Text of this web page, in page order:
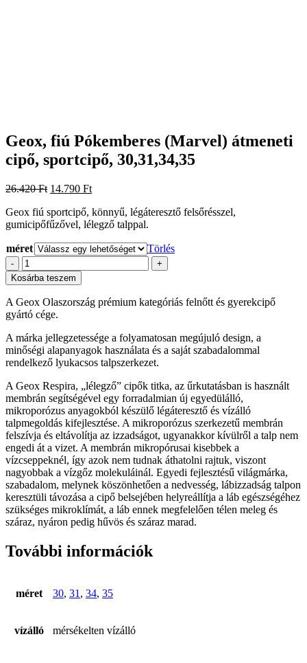
Geox, fiú Pókemberes (Marvel) átmeneti
cipő, sportcipő, 30,31,34,35
26.420Ft Original
was:
26.420 Ft.
14.790 FtCurrent
is:
14.790 Ft.
Geox fiú sportcipő, könnyű, légáteresztő felsőrésszel,
gumicipőfűzővel, lélegző talppal.
méret Törlés
-
Geox,
fiú
Pókemberes
(Marvel)
átmeneti
sportcipő,
30,31,34,35
mennyiség
+
Kosárba teszem
A Geox Olaszország prémium kategóriás felnőtt és gyerekcipő
gyártó cége.
A márka jellegzetessége a folyamatosan megújuló design, a
minőségi alapanyagok használata és a saját szabadalommal
rendelkező lyukacsos talpszerkezet.
A Geox Respira, „lélegző” cipők titka, az űrkutatásban is használt
membrán segítségével egy forradalmian új egyedülálló,
mikroporózus anyagokból készülő légáteresztő és vízálló
talpmegoldás kifejlesztése. A mikroporózus szerkezetű membrán
felszívja és eltávolítja az izzadságot, ugyanakkor kívülről a talp nem
engedi át a vizet. A membrán mikropórusai kisebbek a
vízcseppeknél, így azok nem tudnak áthatolni rajtuk, viszont
nagyobbak a vízgőz molekuláinál. Egyedi fejlesztésű világmárka,
szabadalom, melynek köszönhetően a nedvesség, lábizzadság talpon
keresztüli távozása a cipő belsejében helyreállítja a láb egészségéhez
szükséges mikroklímát, a láb ennek megfelelően télen meleg és
száraz, nyáron pedig hűvös és száraz marad.
További információk
méret 30, 31 , 34, 35
vízálló mérsékelten vízálló